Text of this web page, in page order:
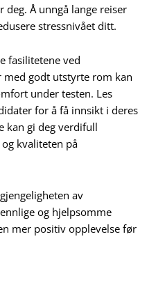
Å unngå lange reiser
stressnivået ditt.
fasilitetene ved
med godt utstyrte rom kan
under testen. Les
for å få innsikt i deres
kan gi deg verdifull
kvaliteten på
av
og hjelpsomme
mer positiv opplevelse før